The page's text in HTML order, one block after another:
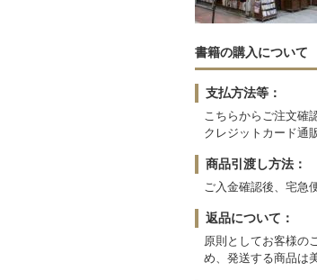
書籍の購入について
支払方法等：
こちらからご注文確
クレジットカード通
商品引渡し方法：
ご入金確認後、宅急
返品について：
原則としてお客様の
め、発送する商品は